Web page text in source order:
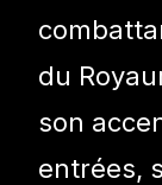
du
son
entrées,